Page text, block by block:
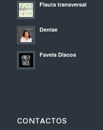
Flauta transversal
Denise
Favela Discos
CONTACTOS